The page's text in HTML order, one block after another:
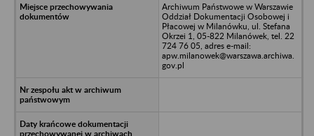
Archiwum Państwowe w Warszawie
Oddział Dokumentacji Osobowej i
Płacowej w Milanówku, ul. Stefana
Okrzei 1, 05-822 Milanówek, tel. 22
724 76 05, adres e-mail:
apw.milanowek@warszawa.archiwa.
gov.pl